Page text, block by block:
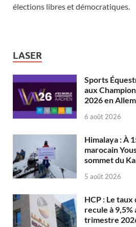
élections libres et démocratiques.
LASER
Sports
aux
2026 en
6 août 2026
Himalaya : À
marocain
sommet du
5 août 2026
HCP : Le
recule à 9,5%
trimestre